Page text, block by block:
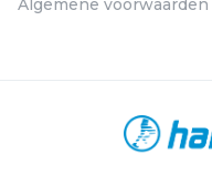
Algemene voorwaarden